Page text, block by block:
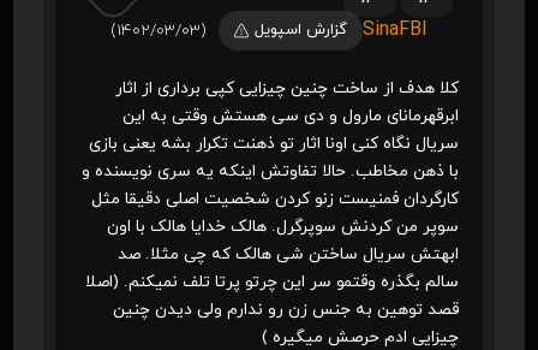
SinaFBI
گزارش اسپویل (1402/03/03)
کلا هدف از ساخت چنین چیزایی کپی برداری از اثار
ابرقهرمانای مارول و دی سی هستش وقتی به این
سریال نگاه کنی اونا اثار تو ذهنت تکرار بشه یعنی بازی
با ذهن مخاطب. حالا تفاوتش اینکه یه سری نویسنده و
کارگردان فمنیست زنو کردن شخصیت اصلی دقیقا مثل
سوپر من کردنش سوپرگرل. هالک خدایا هالک با اون
ابهتش سریال ساختن شی هالک که چی مثلا. صد
سالم بگذره وقتمو سر این چرتو پرتا تلف نمیکنم. (اصلا
قصد توهین به جنس زن رو ندارم ولی دیدن چنین
چیزایی ادم حرصش میگیره )